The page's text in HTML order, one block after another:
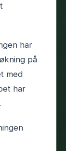
har
på
med
har